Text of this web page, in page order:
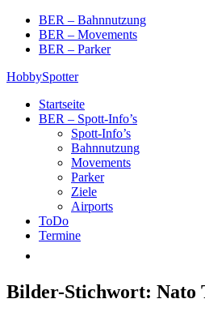
Skip
content
BER – Bahnnutzung
BER – Movements
BER – Parker
HobbySpotter
Startseite
BER – Spott-Info’s
Spott-Info’s
Bahnnutzung
Movements
Parker
Ziele
Airports
ToDo
Termine
Bilder-Stichwort: Nato